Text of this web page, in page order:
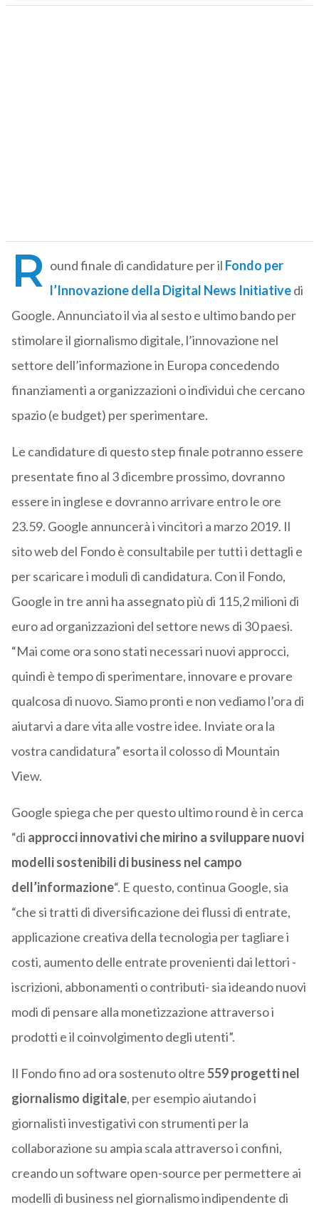
R ound finale di candidature per il Fondo per
l’Innovazione della Digital News Initiativedi
Google. Annunciato il via al sesto e ultimo bando per
stimolare il giornalismo digitale, l’innovazione nel
settore dell’informazione in Europa concedendo
finanziamenti a organizzazioni o individui che cercano
spazio (e budget) per sperimentare.
Le candidature di questo step finale potranno essere
presentate fino al 3 dicembre prossimo, dovranno
essere in inglese e dovranno arrivare entro le ore
23.59. Google annuncerà i vincitori a marzo 2019. Il
sito web del Fondo è consultabile per tutti i dettagli e
per scaricare i moduli di candidatura. Con il Fondo,
Google in tre anni ha assegnato più di 115,2 milioni di
euro ad organizzazioni del settore news di 30 paesi.
“Mai come ora sono stati necessari nuovi approcci,
quindi è tempo di sperimentare, innovare e provare
qualcosa di nuovo. Siamo pronti e non vediamo l’ora di
aiutarvi a dare vita alle vostre idee. Inviate ora la
vostra candidatura” esorta il colosso di Mountain
View.
Google spiega che per questo ultimo round è in cerca
“di approcci innovativi che mirino a sviluppare nuovi
modelli sostenibili di business nel campo
dell’informazione“. E questo, continua Google, sia
“che si tratti di diversificazione dei flussi di entrate,
applicazione creativa della tecnologia per tagliare i
costi, aumento delle entrate provenienti dai lettori -
iscrizioni, abbonamenti o contributi- sia ideando nuovi
modi di pensare alla monetizzazione attraverso i
prodotti e il coinvolgimento degli utenti”.
Il Fondo fino ad ora sostenuto oltre559 progetti nel
giornalismo digitale, per esempio aiutando i
giornalisti investigativi con strumenti per la
collaborazione su ampia scala attraverso i confini,
creando un software open-source per permettere ai
modelli di business nel giornalismo indipendente di